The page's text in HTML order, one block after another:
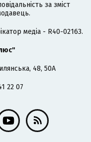
за зміст
медіа - R40-02163.
48, 50А
22 07